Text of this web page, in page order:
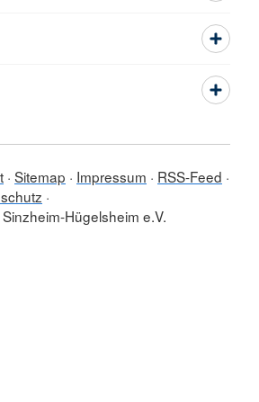
Sitemap Impressum
RSS-Feed
Hügelsheim e.V.